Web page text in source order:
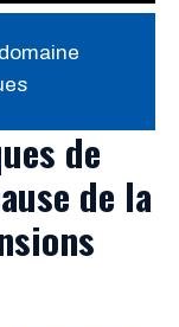
de
de la